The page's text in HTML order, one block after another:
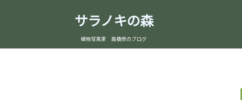
サラノキの森
植物写真家 高橋修のブログ